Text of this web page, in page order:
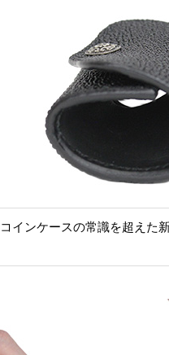
コインケースの常識を超えた